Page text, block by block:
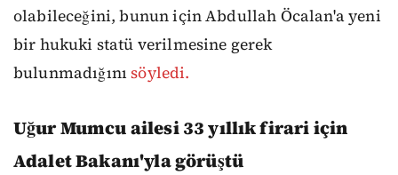
olabileceğini, bunun için Abdullah Öcalan'a yeni
bir hukuki statü verilmesine gerek
bulunmadığınısöyledi.
Uğur Mumcu ailesi 33 yıllık firari için
Adalet Bakanı'yla görüştü